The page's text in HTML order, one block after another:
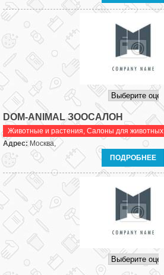
DOM-ANIMAL ЗООСАЛОН
Животные и растения, Салоны для животных
Адрес: Москва,
ПОДРОБНЕЕ